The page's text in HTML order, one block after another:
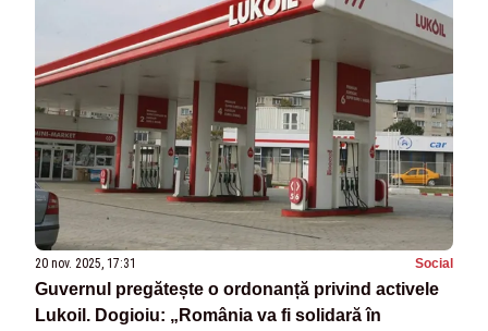
20 nov. 2025, 17:31 Social
Guvernul pregătește o ordonanță privind activele
Lukoil. Dogioiu: „România va fi solidară în